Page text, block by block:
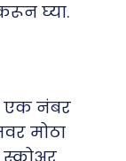
घ्या.
एक नंबर
मोठा